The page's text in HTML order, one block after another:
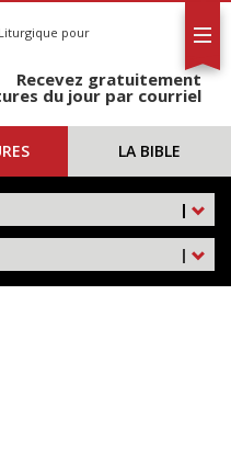
pour
Recevez gratuitement
du jour par courriel
LA BIBLE
|
|